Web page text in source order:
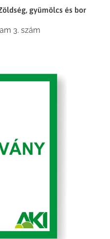
gyümölcs és bor
3. szám